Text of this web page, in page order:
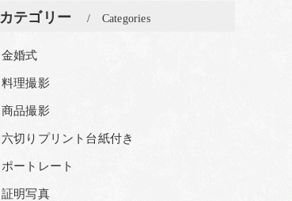
カテゴリー Categories
金婚式
料理撮影
商品撮影
六切りプリント台紙付き
ポートレート
証明写真